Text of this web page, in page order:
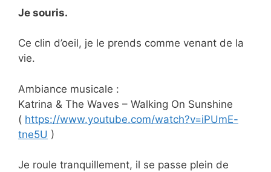
Je souris.
Ce clin d’oeil, je le prends comme venant de la
vie.
Ambiance musicale :
Katrina & The Waves – Walking On Sunshine
( https://www.youtube.com/watch?v=iPUmE-
tne5U )
Je roule tranquillement, il se passe plein de